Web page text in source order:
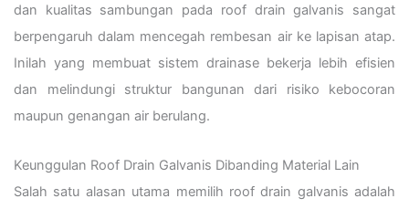
dan kualitas sambungan pada roof drain galvanis sangat
berpengaruh dalam mencegah rembesan air ke lapisan atap.
Inilah yang membuat sistem drainase bekerja lebih efisien
dan melindungi struktur bangunan dari risiko kebocoran
maupun genangan air berulang.
Keunggulan Roof Drain Galvanis Dibanding Material Lain
Salah satu alasan utama memilih roof drain galvanis adalah